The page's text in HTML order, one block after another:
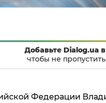
Добавьте Dialog.ua
чтобы не
Федерации